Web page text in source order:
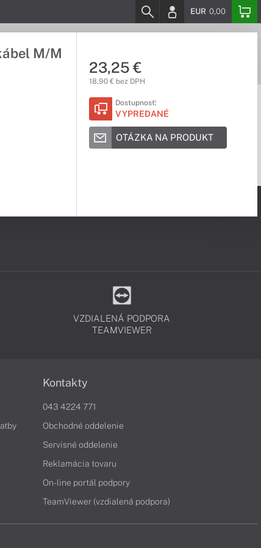
EUR 0,00
M/M
23,25 €
18,90 € bez DPH
Dostupnosť:
VYPREDANÉ
OTÁZKA NA PRODUKT
VZDIALENÁ PODPORA
TEAMVIEWER
Kontakty
043 4224 771
Obchodné oddelenie
Servisné oddelenie
Reklamácia tovaru
On-line portál podpory
TeamViewer (vzdialená podpora)